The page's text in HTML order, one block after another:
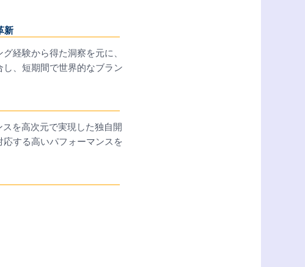
新
経験から得た洞察を元に、
、短期間で世界的なブラン
を高次元で実現した独自開
する高いパフォーマンスを